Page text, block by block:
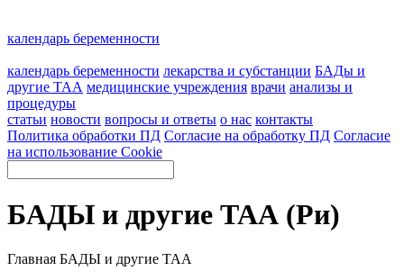
календарь беременности
календарь беременности лекарства и субстанции БАДы и
другие ТАА медицинские учреждения врачи анализы и
процедуры
статьи новости вопросы и ответы о нас контакты
Политика обработки ПД Согласие на обработку ПД Согласие
на использование Cookie
БАДЫ и другие ТАА (Ри)
Главная БАДЫ и другие ТАА